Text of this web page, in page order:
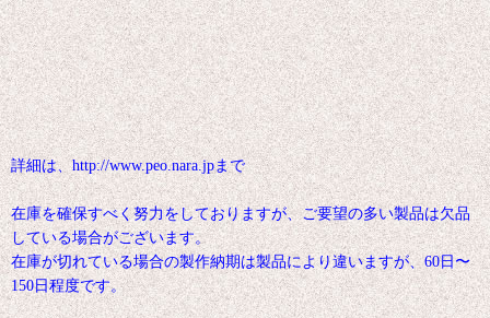
詳細は、http://www.peo.nara.jpまで
在庫を確保すべく努力をしておりますが、ご要望の多い製品は欠品
している場合がございます。
在庫が切れている場合の製作納期は製品により違いますが、60日〜
150日程度です。